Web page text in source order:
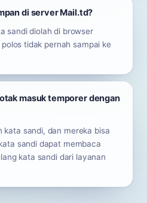
di server Mail.td?
sandi diolah di browser
tidak pernah sampai ke
masuk temporer dengan
sandi, dan mereka bisa
sandi dapat membaca
kata sandi dari layanan